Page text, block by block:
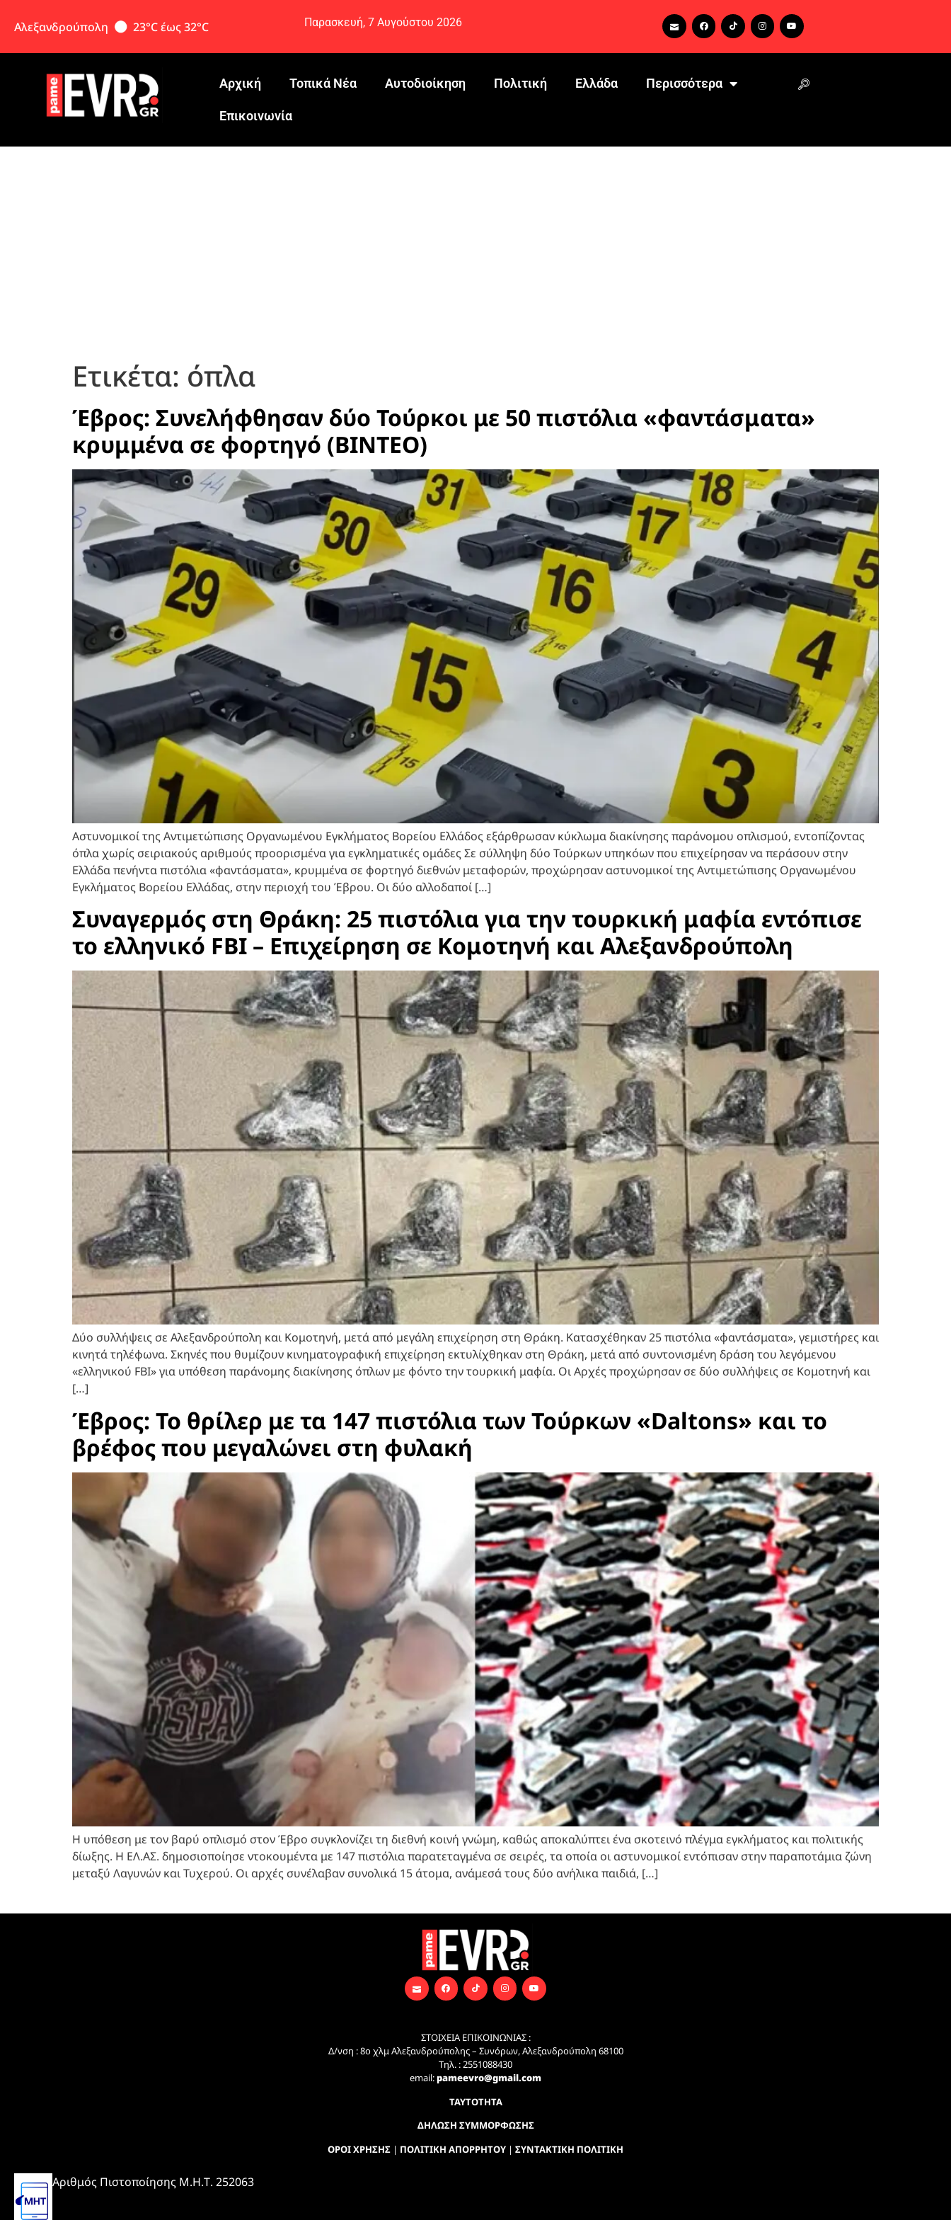
Αλεξανδρούπολη 23°C έως 32°C Παρασκευή, 7 Αυγούστου 2026
Αρχική Τοπικά Νέα Αυτοδιοίκηση Πολιτική Ελλάδα Περισσότερα
Eπικοινωνία
Ετικέτα: όπλα
Έβρος: Συνελήφθησαν δύο Τούρκοι με 50 πιστόλια «φαντάσματα»
κρυμμένα σε φορτηγό (ΒΙΝΤΕΟ)
Αστυνομικοί της Αντιμετώπισης Οργανωμένου Εγκλήματος Βορείου Ελλάδος εξάρθρωσαν κύκλωμα διακίνησης παράνομου οπλισμού, εντοπίζοντας
όπλα χωρίς σειριακούς αριθμούς προορισμένα για εγκληματικές ομάδες Σε σύλληψη δύο Τούρκων υπηκόων που επιχείρησαν να περάσουν στην
Ελλάδα πενήντα πιστόλια «φαντάσματα», κρυμμένα σε φορτηγό διεθνών μεταφορών, προχώρησαν αστυνομικοί της Αντιμετώπισης Οργανωμένου
Εγκλήματος Βορείου Ελλάδας, στην περιοχή του Έβρου. Οι δύο αλλοδαποί […]
Συναγερμός στη Θράκη: 25 πιστόλια για την τουρκική μαφία εντόπισε
το ελληνικό FBI – Επιχείρηση σε Κομοτηνή και Αλεξανδρούπολη
Δύο συλλήψεις σε Αλεξανδρούπολη και Κομοτηνή, μετά από μεγάλη επιχείρηση στη Θράκη. Κατασχέθηκαν 25 πιστόλια «φαντάσματα», γεμιστήρες και
κινητά τηλέφωνα. Σκηνές που θυμίζουν κινηματογραφική επιχείρηση εκτυλίχθηκαν στη Θράκη, μετά από συντονισμένη δράση του λεγόμενου
«ελληνικού FBI» για υπόθεση παράνομης διακίνησης όπλων με φόντο την τουρκική μαφία. Οι Αρχές προχώρησαν σε δύο συλλήψεις σε Κομοτηνή και
[…]
Έβρος: Το θρίλερ με τα 147 πιστόλια των Τούρκων «Daltons» και το
βρέφος που μεγαλώνει στη φυλακή
Η υπόθεση με τον βαρύ οπλισμό στον Έβρο συγκλονίζει τη διεθνή κοινή γνώμη, καθώς αποκαλύπτει ένα σκοτεινό πλέγμα εγκλήματος και πολιτικής
δίωξης. Η ΕΛ.ΑΣ. δημοσιοποίησε ντοκουμέντα με 147 πιστόλια παρατεταγμένα σε σειρές, τα οποία οι αστυνομικοί εντόπισαν στην παραποτάμια ζώνη
μεταξύ Λαγυνών και Τυχερού. Οι αρχές συνέλαβαν συνολικά 15 άτομα, ανάμεσά τους δύο ανήλικα παιδιά, […]
ΣΤΟΙΧΕΙΑ ΕΠΙΚΟΙΝΩΝΙΑΣ :
Δ/νση : 8ο χλμ Αλεξανδρούπολης – Συνόρων, Αλεξανδρούπολη 68100
Τηλ. : 2551088430
email:pameevro@gmail.com
ΤΑΥΤΟΤΗΤΑ
ΔΗΛΩΣΗ ΣΥΜΜΟΡΦΩΣΗΣ
ΟΡΟΙ ΧΡΗΣΗΣ | ΠΟΛΙΤΙΚΗ ΑΠΟΡΡΗΤΟΥ | ΣΥΝΤΑΚΤΙΚΗ ΠΟΛΙΤΙΚΗ
Αριθμός Πιστοποίησης Μ.Η.Τ. 252063